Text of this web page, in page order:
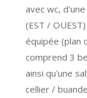
avec wc,
(EST /
équipée (plan
comprend 3
ainsi qu'une
cellier /